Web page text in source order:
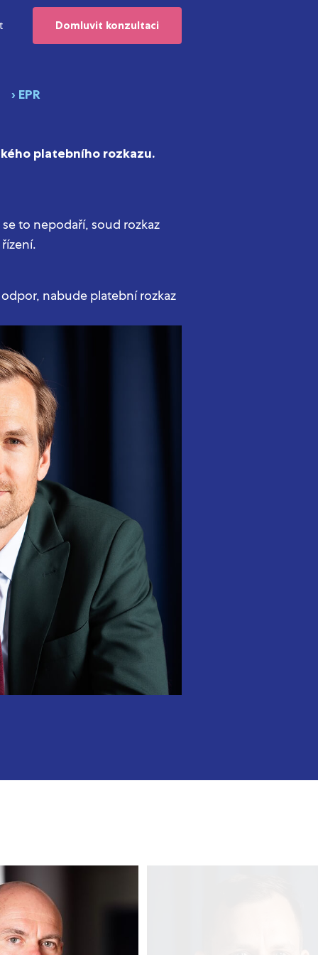
Domluvit konzultaci
› EPR
platebního rozkazu.
to nepodaří, soud rozkaz
nabude platební rozkaz